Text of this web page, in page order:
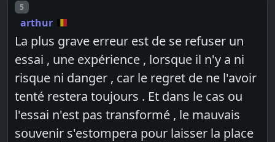
Post number
5
arthur
La plus grave erreur est de se refuser un
essai , une expérience , lorsque il n'y a ni
risque ni danger , car le regret de ne l'avoir
tenté restera toujours . Et dans le cas ou
l'essai n'est pas transformé , le mauvais
souvenir s'estompera pour laisser la place